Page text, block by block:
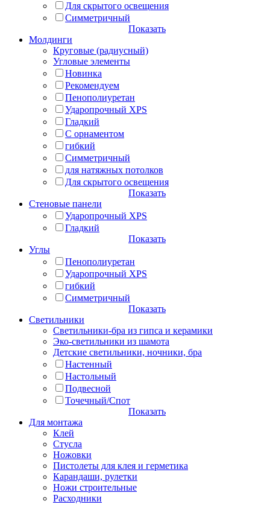
Для скрытого освещения
Симметричный
Показать
Молдинги
Круговые (радиусный)
Угловые элементы
Новинка
Рекомендуем
Пенополиуретан
Ударопрочный XPS
Гладкий
С орнаментом
гибкий
Симметричный
для натяжных потолков
Для скрытого освещения
Показать
Стеновые панели
Ударопрочный XPS
Гладкий
Показать
Углы
Пенополиуретан
Ударопрочный XPS
гибкий
Симметричный
Показать
Светильники
Светильники-бра из гипса и керамики
Эко-светильники из шамота
Детские светильники, ночники, бра
Настенный
Настольный
Подвесной
Точечный/Спот
Показать
Для монтажа
Клей
Стусла
Ножовки
Пистолеты для клея и герметика
Карандаши, рулетки
Ножи строительные
Расходники